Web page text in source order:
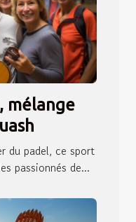
mélange
du padel, ce sport
passionnés de...